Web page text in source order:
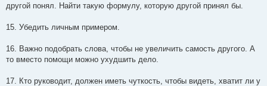
другой понял. Найти такую формулу, которую другой принял бы.
15. Убедить личным примером.
16. Важно подобрать слова, чтобы не увеличить самость другого. А
то вместо помощи можно ухудшить дело.
17. Кто руководит, должен иметь чуткость, чтобы видеть, хватит ли у